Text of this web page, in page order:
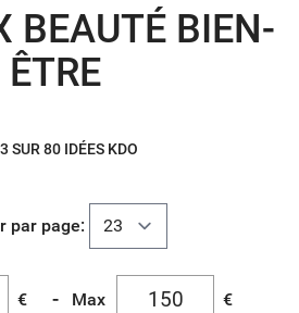
BEAUTÉ BIEN-
ÊTRE
SUR 80 IDÉES KDO
par page:
€ - Max €